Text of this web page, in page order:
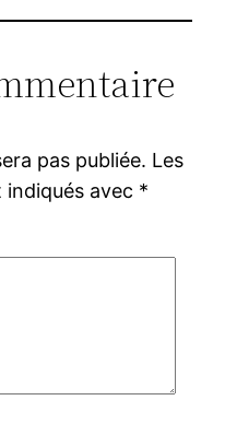
pas publiée. Les
avec *